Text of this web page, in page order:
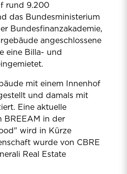
rund 9.200
das Bundesministerium
Bundesfinanzakademie,
angeschlossene
eine Billa- und
mit einem Innenhof
und damals mit
Eine aktuelle
BREEAM in der
wird in Kürze
wurde von CBRE
Real Estate